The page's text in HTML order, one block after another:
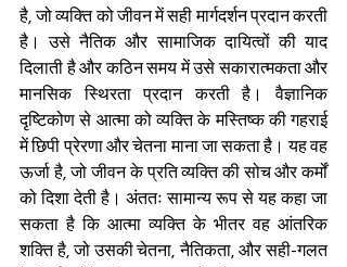
है, जो व्यक्ति को जीवन में सही मार्गदर्शन प्रदान करती
है। उसे नैतिक और सामाजिक दायित्वों की याद
दिलाती है और कठिन समय में उसे सकारात्मकता और
मानसिक स्थिरता प्रदान करती है। वैज्ञानिक
दृष्टिकोण से आत्मा को व्यक्ति के मस्तिष्क की गहराई
में छिपी प्रेरणा और चेतना माना जा सकता है। यह वह
ऊर्जा है, जो जीवन के प्रति व्यक्ति की सोच और कर्मों
को दिशा देती है। अंततः सामान्य रूप से यह कहा जा
सकता है कि आत्मा व्यक्ति के भीतर वह आंतरिक
शक्ति है, जो उसकी चेतना, नैतिकता, और सही-गलत